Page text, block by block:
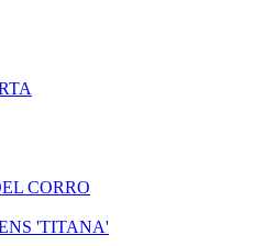
CORRO
'TITANA'